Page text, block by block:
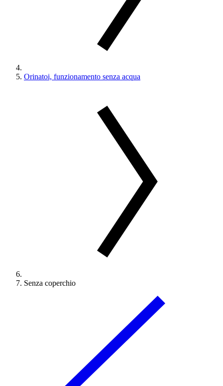
Orinatoi, funzionamento senza acqua
Senza coperchio